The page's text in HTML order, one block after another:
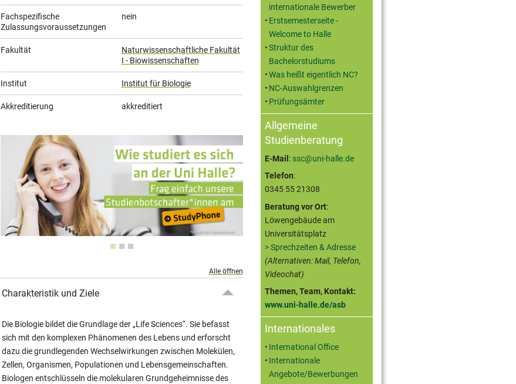
Fachspezifische
Zulassungsvoraussetzungen
nein
Fakultät
Naturwissenschaftliche Fakultät
I - Biowissenschaften
Institut Institut für Biologie
Akkreditierung akkreditiert
Alle öffnen
Charakteristik und Ziele
Die Biologie bildet die Grundlage der „Life Sciences“. Sie befasst
sich mit den komplexen Phänomenen des Lebens und erforscht
dazu die grundlegenden Wechselwirkungen zwischen Molekülen,
Zellen, Organismen, Populationen und Lebensgemeinschaften.
Biologen entschlüsseln die molekularen Grundgeheimnisse des
internationale Bewerber
Erstsemesterseite -
Welcome to Halle
Struktur des
Bachelorstudiums
Was heißt eigentlich NC?
NC-Auswahlgrenzen
Prüfungsämter
Allgemeine
Studienberatung
E-Mail : ssc@uni-halle.de
Telefon:
0345 55 21308
Beratung vor Ort:
Löwengebäude am
Universitätsplatz
> Sprechzeiten & Adresse
(Alternativen: Mail, Telefon,
Videochat)
Themen, Team, Kontakt:
www.uni-halle.de/asb
Internationales
International Office
Internationale
Angebote/Bewerbungen